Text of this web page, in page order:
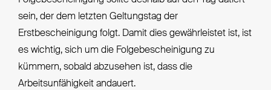
sein, der dem letzten Geltungstag der
Erstbescheinigung folgt. Damit dies gewährleistet ist, ist
es wichtig, sich um die Folgebescheinigung zu
kümmern, sobald abzusehen ist, dass die
Arbeitsunfähigkeit andauert.